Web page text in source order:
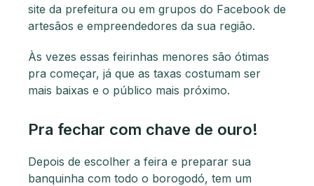
site da prefeitura ou em grupos do Facebook de
artesãos e empreendedores da sua região.
Às vezes essas feirinhas menores são ótimas
pra começar, já que as taxas costumam ser
mais baixas e o público mais próximo.
Pra fechar com chave de ouro!
Depois de escolher a feira e preparar sua
banquinha com todo o borogodó, tem um